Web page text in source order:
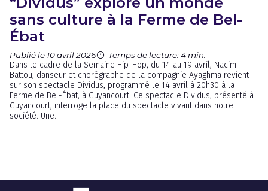
sans culture à la Ferme de Bel-
Ébat
Publié le 10 avril 2026 Temps de lecture: 4 min.
Dans le cadre de la Semaine Hip-Hop, du 14 au 19 avril, Nacim
Battou, danseur et chorégraphe de la compagnie Ayaghma revient
sur son spectacle Dividus, programmé le 14 avril à 20h30 à la
Ferme de Bel-Ébat, à Guyancourt. Ce spectacle Dividus, présenté à
Guyancourt, interroge la place du spectacle vivant dans notre
société. Une...